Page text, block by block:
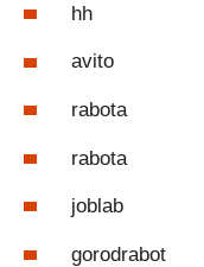
hh
avito
rabota
rabota
joblab
gorodrabot